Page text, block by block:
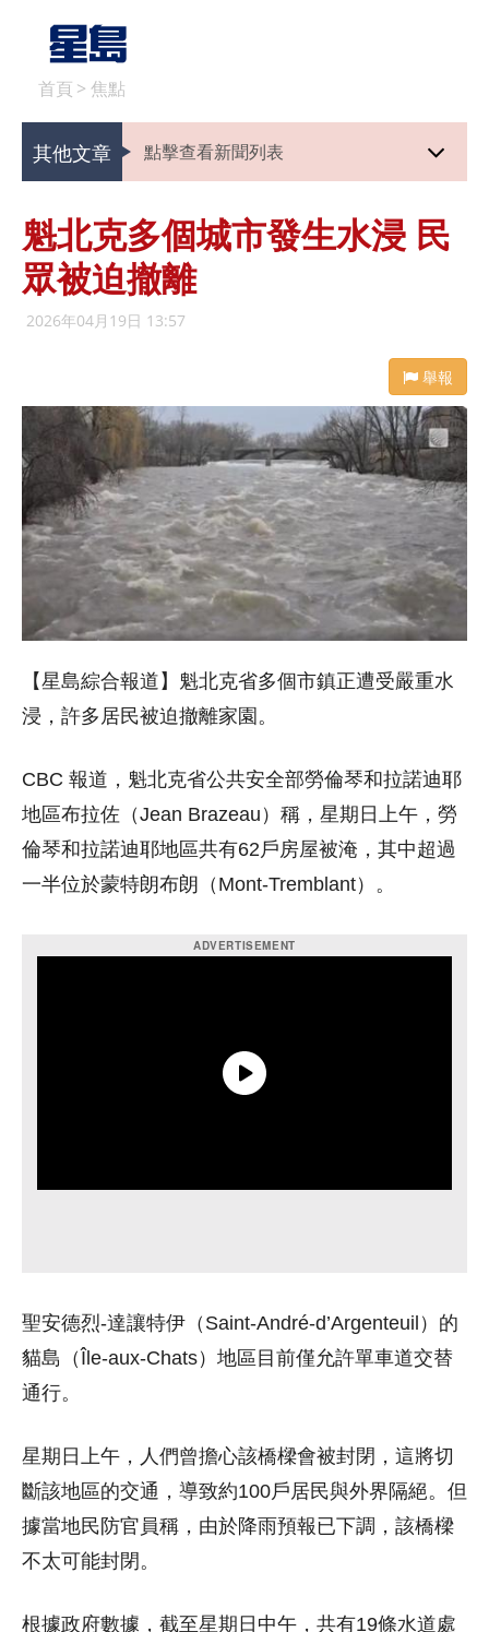
首頁 > 焦點
其他文章 點擊查看新聞列表
魁北克多個城市發生水浸 民
眾被迫撤離
2026年04月19日 13:57
舉報
【星島綜合報道】魁北克省多個市鎮正遭受嚴重水
浸，許多居民被迫撤離家園。
CBC 報道，魁北克省公共安全部勞倫琴和拉諾迪耶
地區布拉佐（Jean Brazeau）稱，星期日上午，勞
倫琴和拉諾迪耶地區共有62戶房屋被淹，其中超過
一半位於蒙特朗布朗（Mont-Tremblant）。
聖安德烈-達讓特伊（Saint-André-d’Argenteuil）的
貓島（Île-aux-Chats）地區目前僅允許單車道交替
通行。
星期日上午，人們曾擔心該橋樑會被封閉，這將切
斷該地區的交通，導致約100戶居民與外界隔絕。但
據當地民防官員稱，由於降雨預報已下調，該橋樑
不太可能封閉。
根據政府數據，截至星期日中午，共有19條水道處